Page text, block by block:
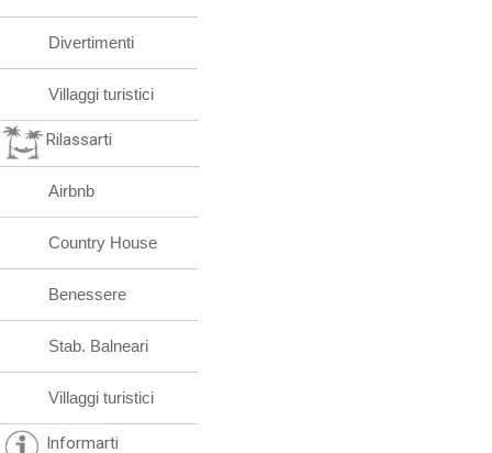
Divertimenti
Villaggi turistici
Rilassarti
Airbnb
Country House
Benessere
Stab. Balneari
Villaggi turistici
Informarti